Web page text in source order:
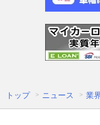
トップ ニュース 業